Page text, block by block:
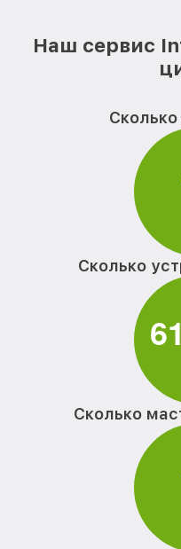
Наш сервис
Сколько
61
Сколько